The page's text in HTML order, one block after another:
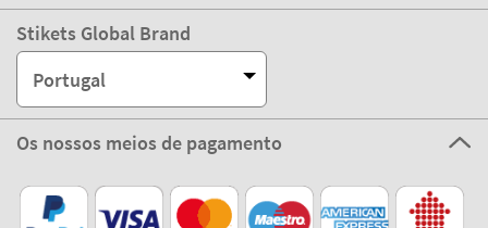
Stikets Global Brand
Portugal
Os nossos meios de pagamento